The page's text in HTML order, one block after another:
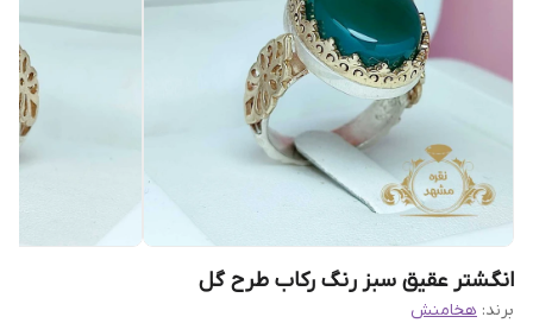
انگشتر عقیق سبز رنگ رکاب طرح گل
برند: هخامنش